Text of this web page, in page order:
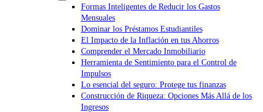
Formas Inteligentes de Reducir los Gastos
Mensuales
Dominar los Préstamos Estudiantiles
El Impacto de la Inflación en tus Ahorros
Comprender el Mercado Inmobiliario
Herramienta de Sentimiento para el Control de
Impulsos
Lo esencial del seguro: Protege tus finanzas
Construcción de Riqueza: Opciones Más Allá de los
Ingresos